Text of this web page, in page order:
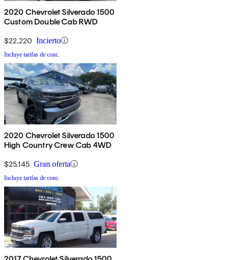
2020 Chevrolet Silverado 1500
Custom Double Cab RWD
$22,220 Incierto
Incluye tarifas de conc.
2020 Chevrolet Silverado 1500
High Country Crew Cab 4WD
$25,145 Gran oferta
Incluye tarifas de conc.